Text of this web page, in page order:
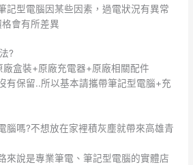
記型電腦因某些因素，過電狀況有異常
會有所差異
?
廠盒裝+原廠充電器+原廠相關配件
有保留..所以基本請攜帶筆記型電腦+充
腦嗎?不想放在家裡積灰塵就帶來高雄青
來說是專業筆電、筆記型電腦的實體店